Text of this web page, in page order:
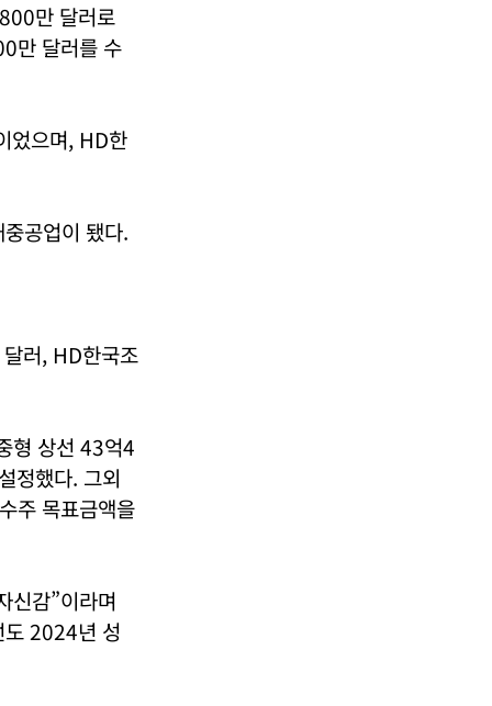
만 달러로
만 달러를 수
었으며, HD한
공업이 됐다.
러, HD한국조
형 상선 43억4
정했다. 그외
주 목표금액을
신감”이라며
도 2024년 성